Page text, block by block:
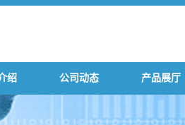
绍 公司动态 产品展厅